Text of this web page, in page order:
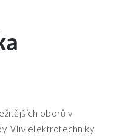
oborů v
Vliv elektrotechniky